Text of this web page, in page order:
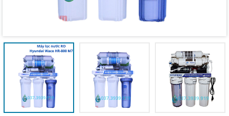
Ngày hết hạn:
Điều kiện: